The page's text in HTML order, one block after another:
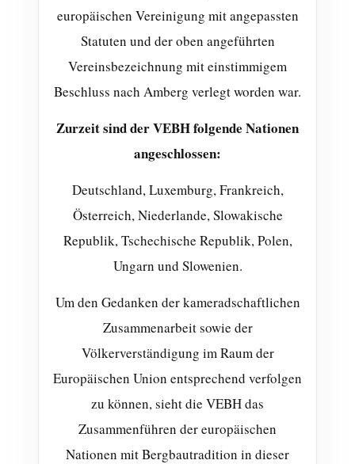
europäischen Vereinigung mit angepassten
Statuten und der oben angeführten
Vereinsbezeichnung mit einstimmigem
Beschluss nach Amberg verlegt worden war.
Zurzeit sind der VEBH folgende Nationen
angeschlossen:
Deutschland, Luxemburg, Frankreich,
Österreich, Niederlande, Slowakische
Republik, Tschechische Republik, Polen,
Ungarn und Slowenien.
Um den Gedanken der kameradschaftlichen
Zusammenarbeit sowie der
Völkerverständigung im Raum der
Europäischen Union entsprechend verfolgen
zu können, sieht die VEBH das
Zusammenführen der europäischen
Nationen mit Bergbautradition in dieser